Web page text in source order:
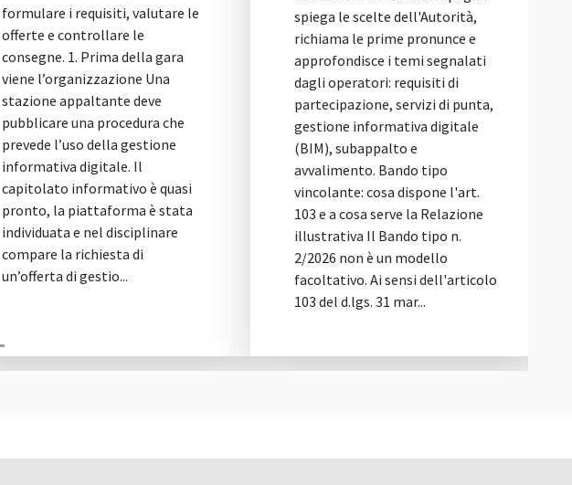
spiega le scelte dell'Autorità,
richiama le prime pronunce e
approfondisce i temi segnalati
dagli operatori: requisiti di
partecipazione, servizi di punta,
gestione informativa digitale
(BIM), subappalto e
avvalimento. Bando tipo
vincolante: cosa dispone l'art.
103 e a cosa serve la Relazione
illustrativa Il Bando tipo n.
2/2026 non è un modello
facoltativo. Ai sensi dell'articolo
condizionata e alternativa,
vietata perché attribuisce al
concorrente un ventaglio di
opzioni precluso agli altri
partecipanti. Il ricorso contro
l'esclusione è stato respinto. Il
caso deciso dal Tar Lazio La
vicenda riguarda una gara
d'appalto per la fornitura di
ecostazioni (contenitori per la
raccolta rifiuti), ...